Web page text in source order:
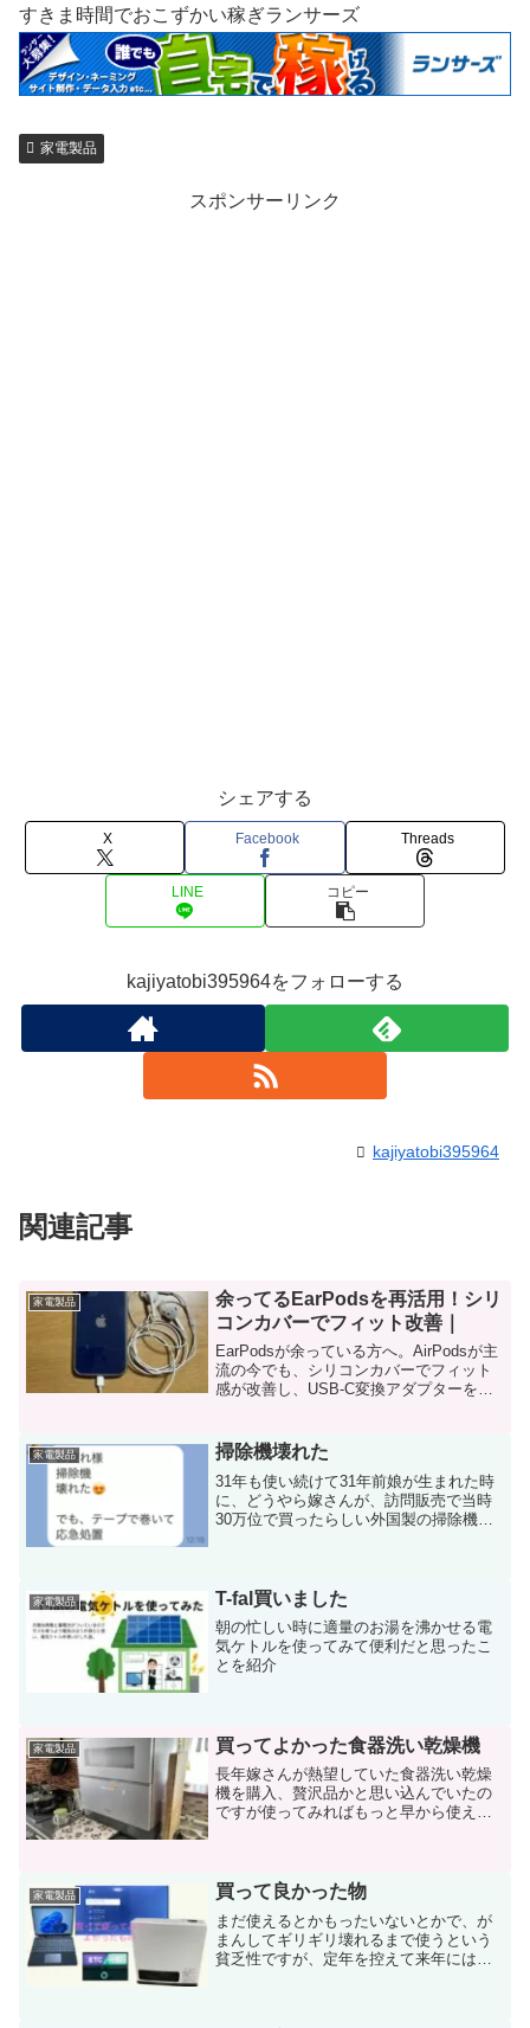
すきま時間でおこずかい稼ぎランサーズ
家電製品
スポンサーリンク
シェアする
X Facebook Threads
LINE コピー
kajiyatobi395964をフォローする
kajiyatobi395964
関連記事
家電製品
余ってるEarPodsを再活用！シリ
コンカバーでフィット改善｜
EarPodsが余っている方へ。AirPodsが主
流の今でも、シリコンカバーでフィット
感が改善し、USB‑C変換アダプターを使
介します。
家電製品 掃除機壊れた
31年も使い続けて31年前娘が生まれた時
に、どうやら嫁さんが、訪問販売で当時
30万位で買ったらしい外国製の掃除機。
家電製品 T-fal買いました
朝の忙しい時に適量のお湯を沸かせる電
気ケトルを使ってみて便利だと思ったこ
とを紹介
家電製品 買ってよかった食器洗い乾燥機
長年嫁さんが熱望していた食器洗い乾燥
機を購入、贅沢品かと思い込んでいたの
ですが使ってみればもっと早から使えば
同じように綺麗に洗い上げ
家電製品 買って良かった物
まだ使えるとかもったいないとかで、が
まんしてギリギリ壊れるまで使うという
貧乏性ですが、定年を控えて来年には買